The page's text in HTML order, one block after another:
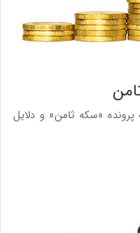
«سکه ثامن» و دلایل